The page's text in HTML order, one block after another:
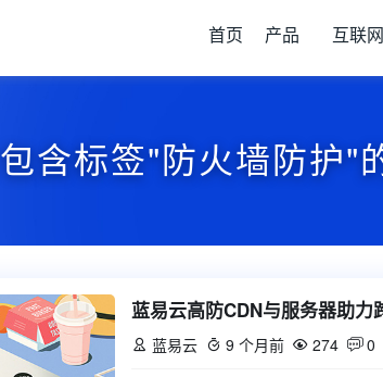
首页 产品 互联
包含标签"防火墙防护"
蓝易云高防CDN与服务器助力
 蓝易云  9 个月前  274  0